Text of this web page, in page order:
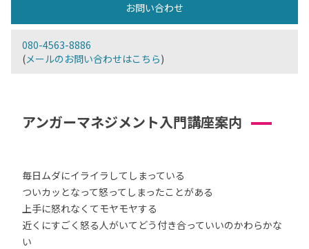
お問い合わせ
080-4563-8886
(メールのお問い合わせはこちら)
アンガーマネジメント入門講座案内
毎日ムダにイライラしてしまっている
ついカッとなって怒ってしまったことがある
上手に怒れなくてモヤモヤする
近くにすごく怒る人がいてどう付き合っていいのかわらかな
い